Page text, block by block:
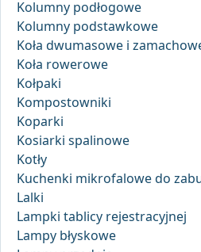
Kolumny podłogowe
Kolumny podstawkowe
Koła dwumasowe i
Koła rowerowe
Kołpaki
Kompostowniki
Koparki
Kosiarki spalinowe
Kotły
Kuchenki mikrofalowe do
Lalki
Lampki tablicy rejestracyjnej
Lampy błyskowe